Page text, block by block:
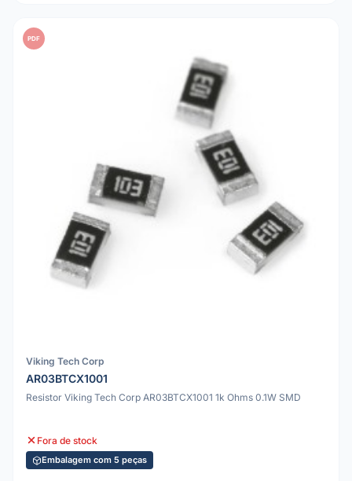
PDF
Viking Tech Corp
AR03BTCX1001
Resistor Viking Tech Corp AR03BTCX1001 1k Ohms 0.1W SMD
Fora de stock
Embalagem com 5 peças